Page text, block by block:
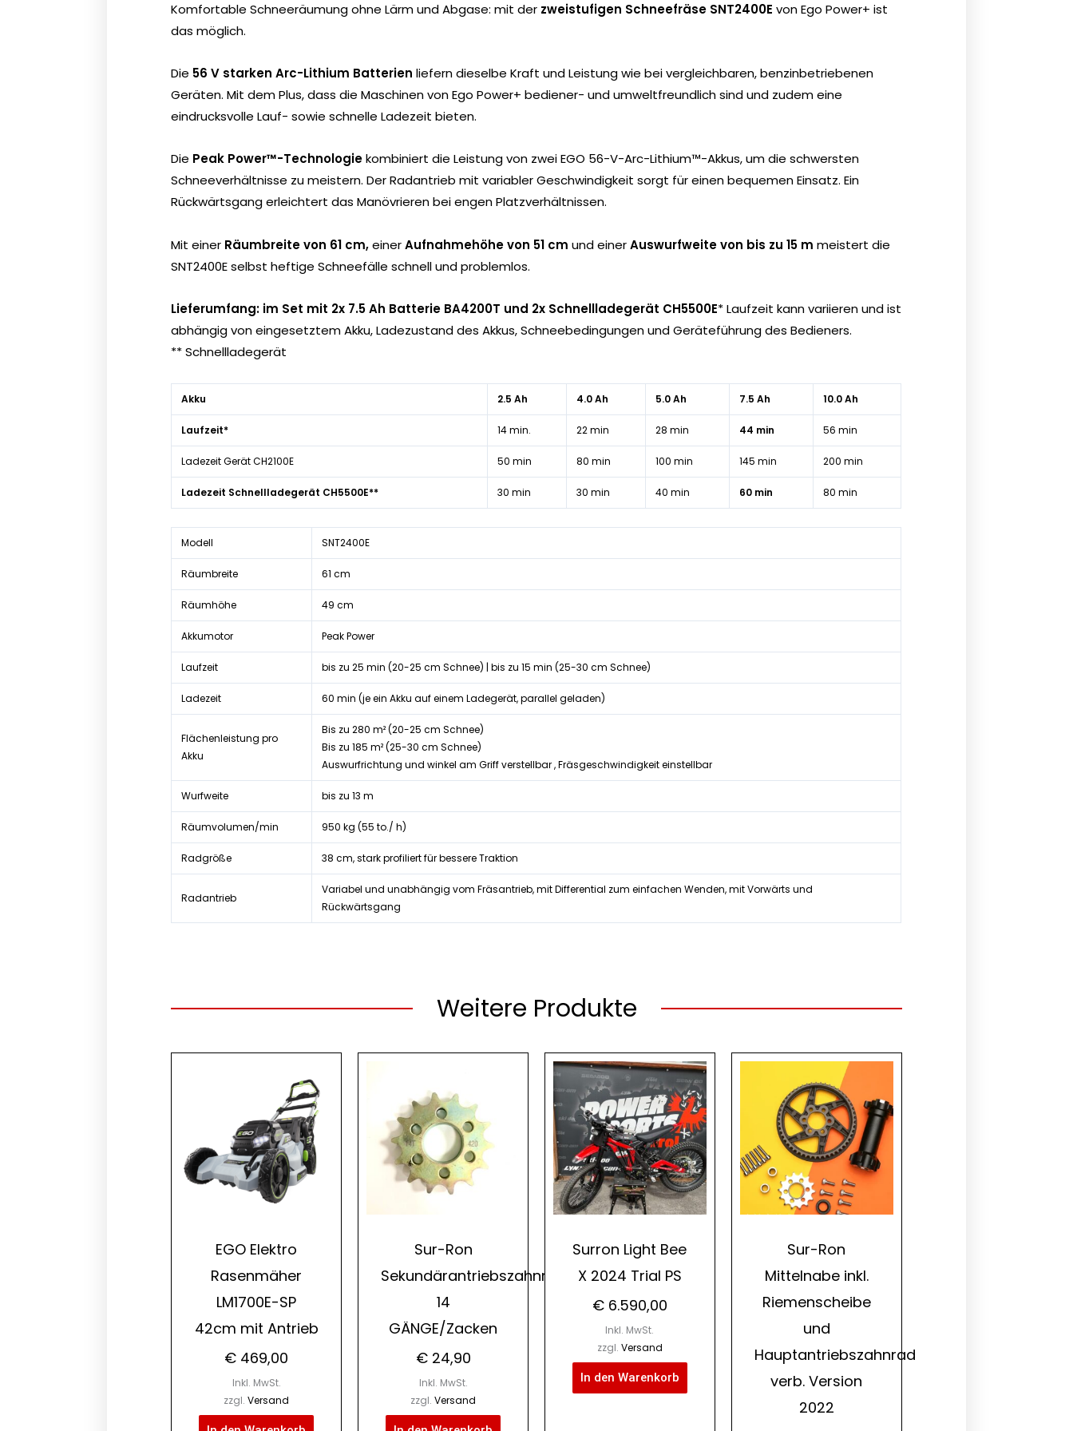
Komfortable Schneeräumung ohne Lärm und Abgase: mit der zweistufigen Schneefräse SNT2400E von Ego Power+ ist
das möglich.
Die 56 V starken Arc-Lithium Batterien liefern dieselbe Kraft und Leistung wie bei vergleichbaren, benzinbetriebenen
Geräten. Mit dem Plus, dass die Maschinen von Ego Power+ bediener- und umweltfreundlich sind und zudem eine
eindrucksvolle Lauf- sowie schnelle Ladezeit bieten.
Die Peak Power™-Technologiekombiniert die Leistung von zwei EGO 56-V-Arc-Lithium™-Akkus, um die schwersten
Schneeverhältnisse zu meistern. Der Radantrieb mit variabler Geschwindigkeit sorgt für einen bequemen Einsatz. Ein
Rückwärtsgang erleichtert das Manövrieren bei engen Platzverhältnissen.
Mit einer Räumbreite von 61 cm,einerAufnahmehöhe von 51 cm und einerAuswurfweite von bis zu 15 m meistert die
SNT2400E selbst heftige Schneefälle schnell und problemlos.
Lieferumfang: im Set mit 2x 7.5 Ah Batterie BA4200T und 2x Schnellladegerät CH5500E* Laufzeit kann variieren und ist
abhängig von eingesetztem Akku, Ladezustand des Akkus, Schneebedingungen und Geräteführung des Bedieners.
** Schnellladegerät
Akku 2.5 Ah 4.0 Ah 5.0 Ah 7.5 Ah 10.0 Ah
Laufzeit* 14 min. 22 min 28 min 44 min 56 min
Ladezeit Gerät CH2100E 50 min 80 min 100 min 145 min 200 min
Ladezeit Schnellladegerät CH5500E** 30 min 30 min 40 min 60 min 80 min
Modell SNT2400E
Räumbreite 61 cm
Räumhöhe 49 cm
Akkumotor Peak Power
Laufzeit bis zu 25 min (20-25 cm Schnee) | bis zu 15 min (25-30 cm Schnee)
Ladezeit 60 min (je ein Akku auf einem Ladegerät, parallel geladen)
Flächenleistung pro
Akku
Bis zu 280 m² (20-25 cm Schnee)
Bis zu 185 m² (25-30 cm Schnee)
Auswurfrichtung und winkel am Griff verstellbar , Fräsgeschwindigkeit einstellbar
Wurfweite bis zu 13 m
Räumvolumen/min 950 kg (55 to./ h)
Radgröße 38 cm, stark profiliert für bessere Traktion
Radantrieb
Variabel und unabhängig vom Fräsantrieb, mit Differential zum einfachen Wenden, mit Vorwärts und
Rückwärtsgang
Weitere Produkte
EGO Elektro
Rasenmäher
LM1700E-SP
42cm mit Antrieb
€ 469,00
Inkl. MwSt.
zzgl.Versand
Sur-Ron
Sekundärantriebszahnrad
14
GÄNGE/Zacken
€24,90
Inkl. MwSt.
zzgl.Versand
Surron Light Bee
X 2024 Trial PS
€6.590,00
Inkl. MwSt.
zzgl. Versand
In den Warenkorb
Sur-Ron
Mittelnabe inkl.
Riemenscheibe
und
Hauptantriebszahnrad
verb. Version
2022